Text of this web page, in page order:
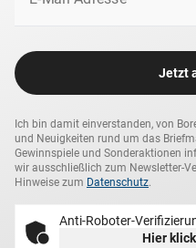
Jetzt
Ich bin damit einverstanden, von
und Neuigkeiten rund um das
Gewinnspiele und Sonderaktionen
wir ausschließlich zum Newsletter-
Hinweise zum Datenschutz.
Anti-Roboter-
Hier